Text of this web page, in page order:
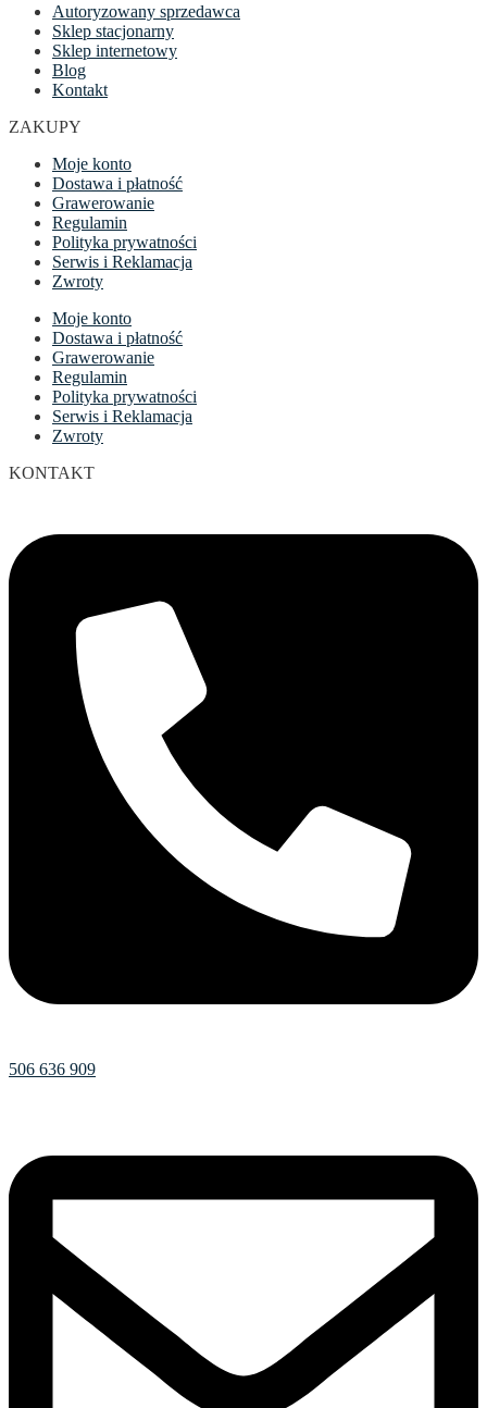
Autoryzowany sprzedawca
Sklep stacjonarny
Sklep internetowy
Blog
Kontakt
ZAKUPY
Moje konto
Dostawa i płatność
Grawerowanie
Regulamin
Polityka prywatności
Serwis i Reklamacja
Zwroty
Moje konto
Dostawa i płatność
Grawerowanie
Regulamin
Polityka prywatności
Serwis i Reklamacja
Zwroty
KONTAKT
506 636 909